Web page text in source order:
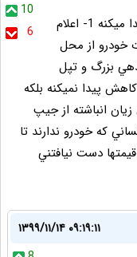
10
6
تنها در يك صورت قيمت خودرو كاهش پيدا ميكنه 1- اعلام
دولتي 2- واردات خودرو از محل
بزرگ و تپل
پيدا نميكنه بلكه
انباشته از جيپ
كه خودرو ندارند تا
بعد از آن قيمتها دست نيافتني
۱۳۹۹/۱۱/۱۴ ۰۹:۱۹:۱۱